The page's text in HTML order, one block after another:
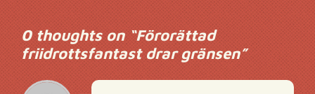
0 thoughts on “Förorättad
friidrottsfantast drar gränsen”